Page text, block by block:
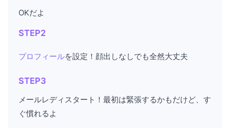
OKだよ
STEP2
プロフィールを設定！顔出しなしでも全然大丈夫
STEP3
メールレディスタート！最初は緊張するかもだけど、す
ぐ慣れるよ